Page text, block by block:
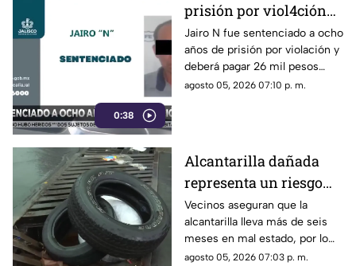
0:38
prisión por viol4ción
cometida en Cuautitlán
de García Barragán
Jairo N fue sentenciado a ocho
años de prisión por violación y
deberá pagar 26 mil pesos
como reparación del daño a la
agosto 05, 2026 07:10 p. m.
Alcantarilla dañada
representa un riesgo
para vecinos de la
colonia El Carmen
Vecinos aseguran que la
alcantarilla lleva más de seis
meses en mal estado, por lo
que colocaron llantas como
agosto 05, 2026 07:03 p. m.